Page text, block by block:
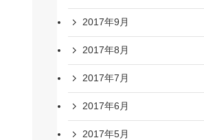
2017年9月
2017年8月
2017年7月
2017年6月
2017年5月